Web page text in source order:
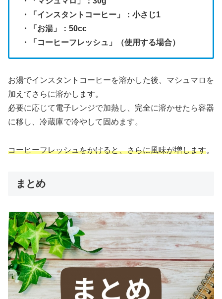
・「インスタントコーヒー」：小さじ1
・「お湯」：50cc
・「コーヒーフレッシュ」（使用する場合）
お湯でインスタントコーヒーを溶かした後、マシュマロを
加えてさらに溶かします。
必要に応じて電子レンジで加熱し、完全に溶かせたら容器
に移し、冷蔵庫で冷やして固めます。
コーヒーフレッシュをかけると、さらに風味が増します。
まとめ